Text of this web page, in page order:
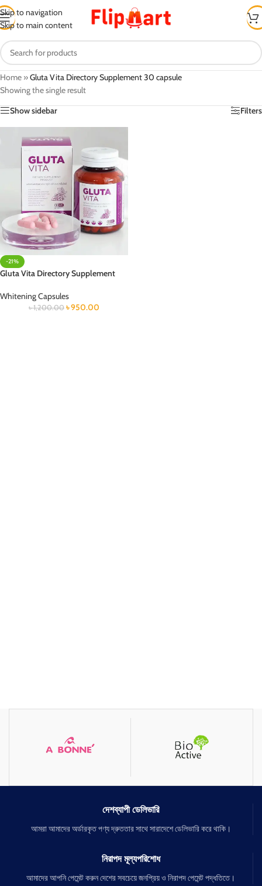
Skip to navigation
Skip to main content
Home »Gluta Vita Directory Supplement 30 capsule
Showing the single result
Show sidebar
Filters
-21%
Gluta Vita Directory Supplement
Whitening Capsules
৳1,200.00 ৳950.00
দেশব্যাপী ডেলিভারি
আমরা আমাদের অর্ডারকৃত পণ্য দ্রুততার সাথে সারাদেশে ডেলিভারি করে থাকি।
নিরাপদ মূল্যপরিশোধ
আমাদের আপনি পেমেন্ট করুন দেশের সবচেয়ে জনপ্রিয় ও নিরাপদ পেমেন্ট পদ্ধতিতে।